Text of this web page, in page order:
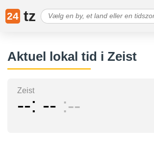
24 tz
Aktuel lokal tid i Zeist
Zeist
-- -- --